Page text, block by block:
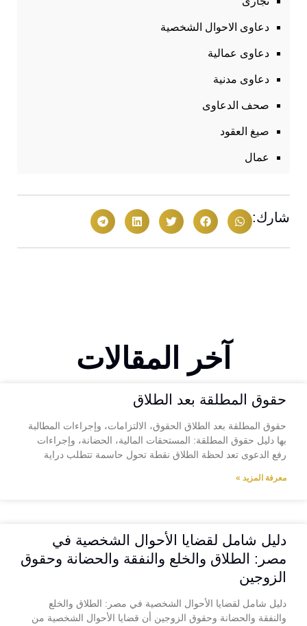
دعاوى الاحوال الشخصية
دعاوى عمالية
دعاوى مدنية
صحف الدعاوى
صيغ العقود
عمال
شارك:
آخر المقالات
حقوق المطلقة بعد الطلاق
حقوق المطلقة بعد الطلاق الحقوق، الالتزامات، وإجراءات المطالبة
بها دليل حقوق المطلقة: المستحقات المالية، الحضانة، وإجراءات
رفع الدعوى تعد لحظة الطلاق نقطة تحول حاسمة تتطلب دراية
معرفة المزيد »
دليل شامل لقضايا الأحوال الشخصية في
مصر: الطلاق والخلع والنفقة والحضانة وحقوق
الزوجين
دليل شامل لقضايا الأحوال الشخصية في مصر: الطلاق والخلع
والنفقة والحضانة وحقوق الزوجين أن قضايا الأحوال الشخصية من